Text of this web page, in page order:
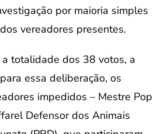
por maioria simples
vereadores presentes.
totalidade dos 38 votos, a
essa deliberação, os
impedidos – Mestre Pop
Defensor dos Animais